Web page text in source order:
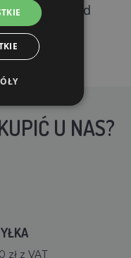
prąd
U NAS?
zł z VAT